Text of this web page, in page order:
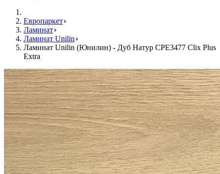
Европаркет
Ламинат
Ламинат Unilin
Ламинат Unilin (Юнилин) - Дуб Натур CPE3477 Clix Plus
Extra